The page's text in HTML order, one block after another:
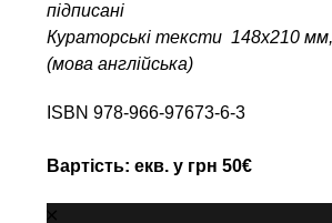
підписані
Кураторські тексти 148х210
(мова англійська)
ISBN 978-966-97673-6-3
Вартість: екв. у грн 50€